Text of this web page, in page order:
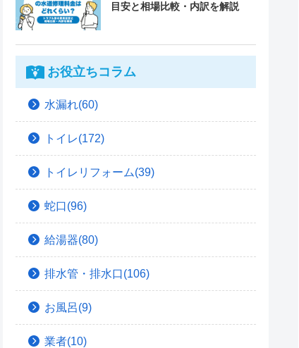
目安と相場比較・内訳を解説
お役立ちコラム
水漏れ(60)
トイレ(172)
トイレリフォーム(39)
蛇口(96)
給湯器(80)
排水管・排水口(106)
お風呂(9)
業者(10)